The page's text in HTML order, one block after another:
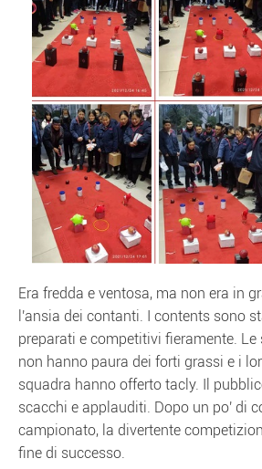
Era fredda e ventosa, ma non era in
l'ansia dei contanti. I contents sono
preparati e competitivi fieramente. Le
non hanno paura dei forti grassi e i
squadra hanno offerto tacly. Il
scacchi e applauditi. Dopo un po' di
campionato, la divertente
fine di successo.